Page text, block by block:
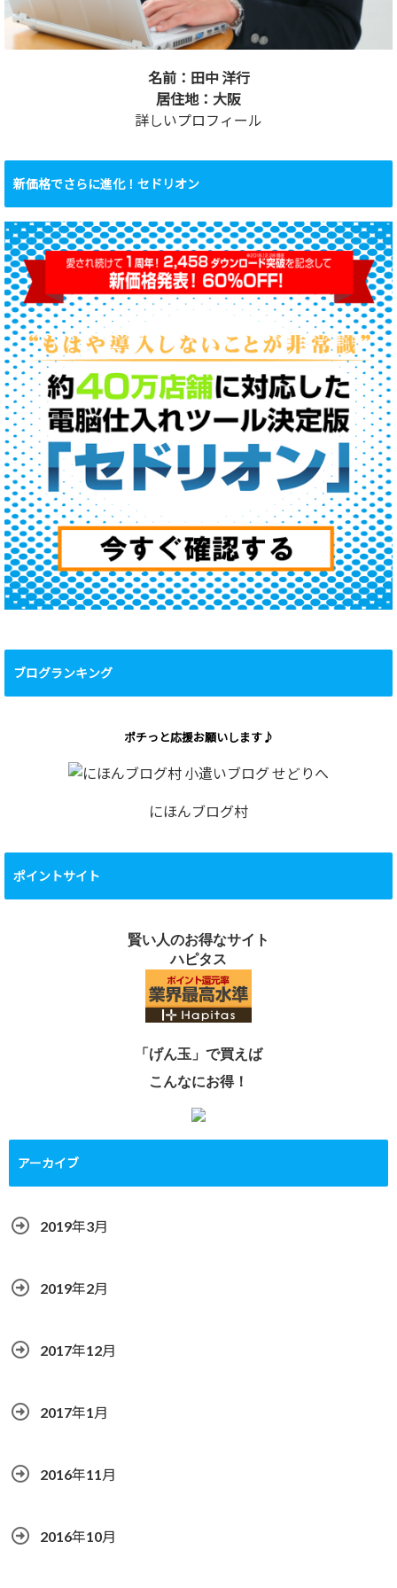
名前：田中 洋行
居住地：大阪
詳しいプロフィール
新価格でさらに進化！セドリオン
ブログランキング
ポチっと応援お願いします♪
にほんブログ村
ポイントサイト
賢い人のお得なサイト
ハピタス
「げん玉」で買えば
こんなにお得！
アーカイブ
2019年3月
2019年2月
2017年12月
2017年1月
2016年11月
2016年10月